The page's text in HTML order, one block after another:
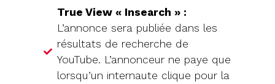
True View « Insearch » :
L’annonce sera publiée dans les
résultats de recherche de
YouTube. L’annonceur ne paye que
lorsqu’un internaute clique pour la